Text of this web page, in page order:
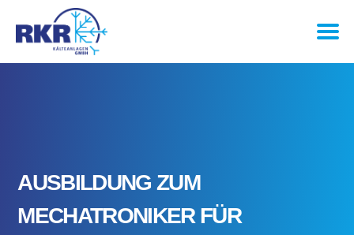
AUSBILDUNG ZUM
MECHATRONIKER FÜR